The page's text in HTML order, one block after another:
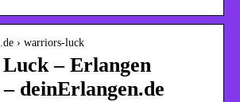
› warriors-luck
– Erlangen
deinErlangen.de